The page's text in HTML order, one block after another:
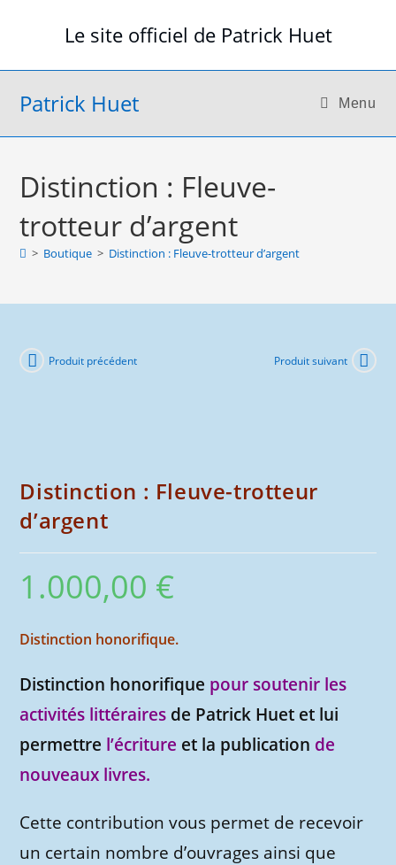
Le site officiel de Patrick Huet
Patrick Huet Menu
Distinction : Fleuve-
trotteur d’argent
> Boutique > Distinction : Fleuve-trotteur d’argent
Produit précédent Produit suivant
Distinction : Fleuve-trotteur
d’argent
1.000,00 €
Distinction honorifique.
Distinction honorifique pour soutenir les
activités littéraires de Patrick Huet et lui
permettre l’écriture et la publication de
nouveaux livres.
Cette contribution vous permet de recevoir
un certain nombre d’ouvrages ainsi que